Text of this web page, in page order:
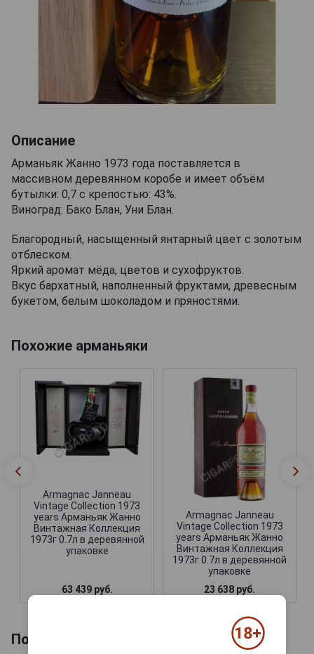
Описание
Арманьяк Жанно 1973 года поставляется в
массивном деревянном коробе и имеет объём
бутылки: 0,7 с крепостью: 43%.
Виноград: Бако Блан, Уни Блан.
Благородный, насыщенный янтарный цвет с золотым
отблеском.
Яркий аромат мёда, цветов и сухофруктов.
Вкус бархатный, наполненный фруктами, древесным
букетом, белым шоколадом и пряностями.
Похожие арманьяки
Armagnac Janneau
Vintage Collection 1973
years Арманьяк Жанно
Винтажная Коллекция
1973г 0.7л в деревянной
упаковке
63 439 руб.
Armagnac Janneau
Vintage Collection 1973
years Арманьяк Жанно
Винтажная Коллекция
1973г 0.7л в деревянной
упаковке
23 638 руб.
Похожие напитки по году производства